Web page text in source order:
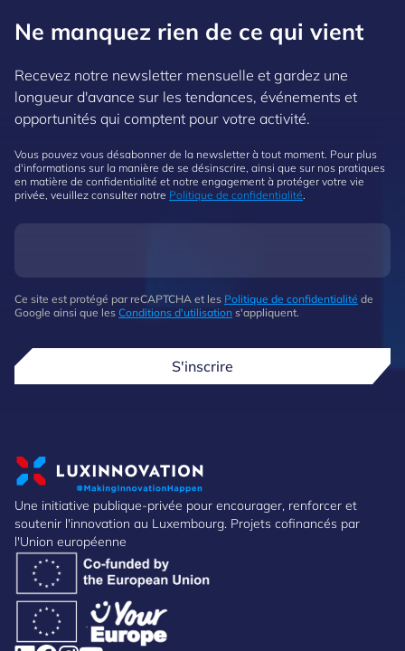
Ne manquez rien de ce qui vient
Recevez notre newsletter mensuelle et gardez une
longueur d'avance sur les tendances, événements et
opportunités qui comptent pour votre activité.
Vous pouvez vous désabonner de la newsletter à tout moment. Pour plus
d'informations sur la manière de se désinscrire, ainsi que sur nos pratiques
en matière de confidentialité et notre engagement à protéger votre vie
privée, veuillez consulter notre Politique de confidentialité.
Ce site est protégé par reCAPTCHA et les Politique de confidentialité de
Google ainsi que les Conditions d'utilisation s'appliquent.
S'inscrire
Une initiative publique-privée pour encourager, renforcer et
soutenir l'innovation au Luxembourg. Projets cofinancés par
l'Union européenne